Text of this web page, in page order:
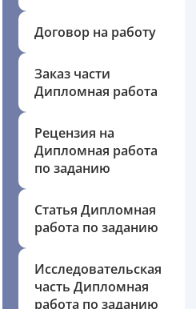
Договор на работу
Заказ части
Дипломная работа
Рецензия на
Дипломная работа
по заданию
Статья Дипломная
работа по заданию
Исследовательская
часть Дипломная
работа по заданию